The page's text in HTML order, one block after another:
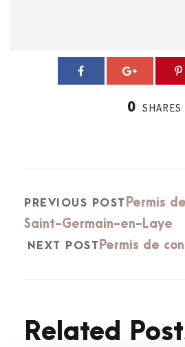
0 SHARES
PREVIOUS POST Permis
Saint-Germain-en-Laye
NEXT POST Permis de
Related